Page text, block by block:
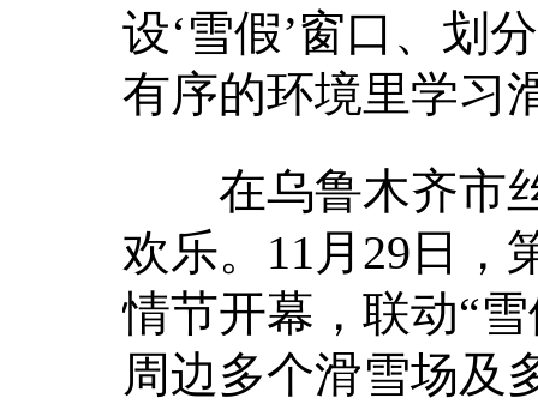
设‘雪假’窗口、划
有序的环境里学习
在乌鲁木齐市丝
欢乐。11月29日，
情节开幕，联动“
周边多个滑雪场